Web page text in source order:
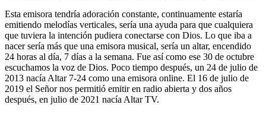
Esta emisora tendría adoración constante, continuamente estaría
emitiendo melodías verticales, sería una ayuda para que cualquiera
que tuviera la intención pudiera conectarse con Dios. Lo que iba a
nacer sería más que una emisora musical, sería un altar, encendido
24 horas al día, 7 días a la semana. Fue así como ese 30 de octubre
escuchamos la voz de Dios. Poco tiempo después, un 24 de julio de
2013 nacía Altar 7-24 como una emisora online. El 16 de julio de
2019 el Señor nos permitió emitir en radio abierta y dos años
después, en julio de 2021 nacía Altar TV.